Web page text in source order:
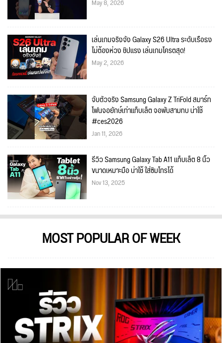
May 8, 2026
เล่นเกมจริงจัง Galaxy S26 Ultra ระดับเรือธง
ไม่ต้องห่วง ชิปแรง เล่นเกมโครตสุด!
May 2, 2026
จับตัวจริง Samsung Galaxy Z TriFold สมาร์ท
โฟนจอยักษ์เท่าแท็บเล็ต จอพับสามทบ น่าใช้
#ces2026
Jan 11, 2026
รีวิว Samsung Galaxy Tab A11 แท็บเล็ต 8 นิ้ว
ขนาดเหมาะมือ น่าใช้ ใส่ซิมโทรได้
Nov 13, 2025
MOST POPULAR OF WEEK